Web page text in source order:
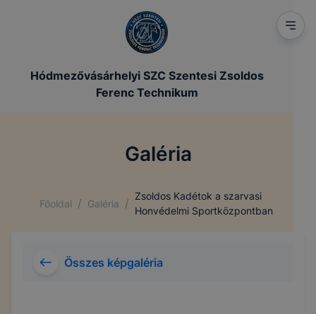
Hódmezővásárhelyi SZC Szentesi Zsoldos
Ferenc Technikum
Galéria
Főoldal / Galéria /
Zsoldos Kadétok a szarvasi
Honvédelmi Sportközpontban
Összes képgaléria